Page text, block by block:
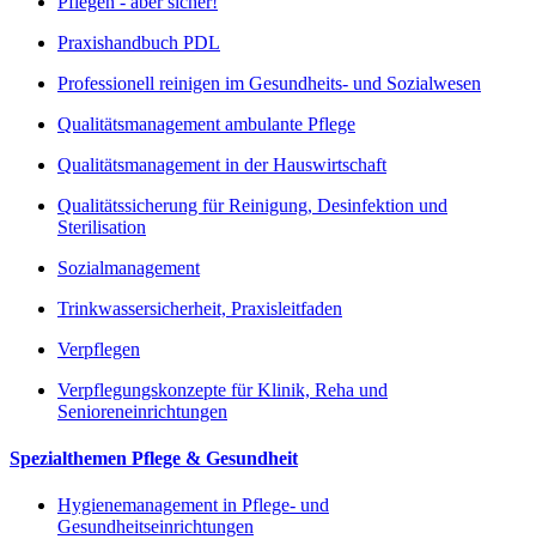
Praxishandbuch PDL
Professionell reinigen im Gesundheits- und Sozialwesen
Qualitätsmanagement ambulante Pflege
Qualitätsmanagement in der Hauswirtschaft
Qualitätssicherung für Reinigung, Desinfektion und
Sterilisation
Sozialmanagement
Trinkwassersicherheit, Praxisleitfaden
Verpflegen
Verpflegungskonzepte für Klinik, Reha und
Senioreneinrichtungen
Spezialthemen Pflege & Gesundheit
Hygienemanagement in Pflege- und
Gesundheitseinrichtungen